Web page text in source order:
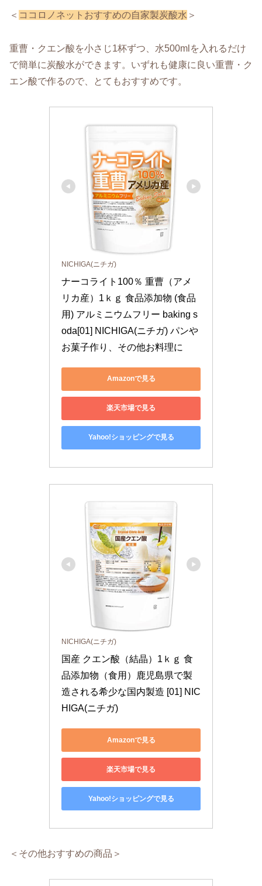
＜ ココロノネットおすすめの自家製炭酸水 ＞
重曹・クエン酸を小さじ1杯ずつ、水500mlを入れるだけ
で簡単に炭酸水ができます。いずれも健康に良い重曹・ク
エン酸で作るので、とてもおすすめです。
NICHIGA(ニチガ)
ナーコライト100％ 重曹（アメ
リカ産）1ｋｇ 食品添加物 (食品
用) アルミニウムフリー baking s
oda[01] NICHIGA(ニチガ) パンや
お菓子作り、その他お料理に
Amazonで見る
楽天市場で見る
Yahoo!ショッピングで見る
NICHIGA(ニチガ)
国産 クエン酸（結晶）1ｋｇ 食
品添加物（食用）鹿児島県で製
造される希少な国内製造 [01] NIC
HIGA(ニチガ)
Amazonで見る
楽天市場で見る
Yahoo!ショッピングで見る
＜その他おすすめの商品＞